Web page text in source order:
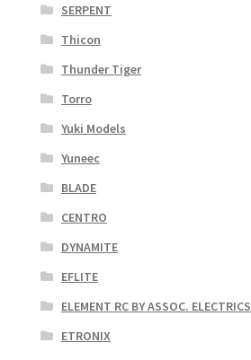
SERPENT
Thicon
Thunder Tiger
Torro
Yuki Models
Yuneec
BLADE
CENTRO
DYNAMITE
EFLITE
ELEMENT RC BY ASSOC. ELECTRICS
ETRONIX